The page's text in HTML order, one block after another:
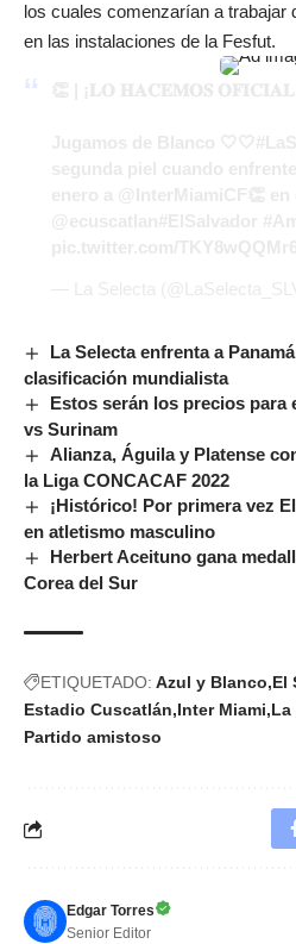
los cuales comenzarían a trabajar
en las instalaciones de la Fesfut.
La Selecta enfrenta a
clasificación mundialista
Estos serán los precios para
vs Surinam
Alianza, Águila y Platense
la Liga CONCACAF 2022
¡Histórico! Por primera vez
en atletismo masculino
Herbert Aceituno gana
Corea del Sur
ETIQUETADO: Azul y Blanco El
Estadio Cuscatlán Inter Miami La
Partido amistoso
Edgar Torres
Senior Editor